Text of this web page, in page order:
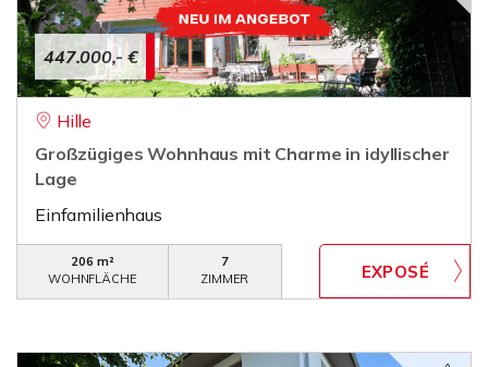
447.000,- €
Hille
Großzügiges Wohnhaus mit Charme in idyllischer
Lage
Einfamilienhaus
206 m²
WOHNFLÄCHE
7
ZIMMER